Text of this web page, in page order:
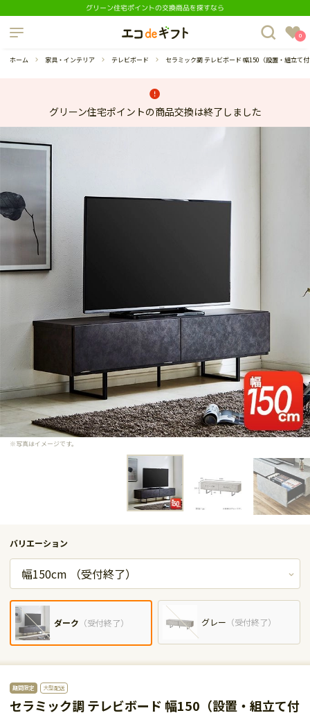
グリーン住宅ポイントの交換商品を探すなら
制度について
よくあるご質問 0
ダイニングセット
ホーム 家具・インテリア テレビボード セラミック調 テレビボード 幅150（設置・組立て
グリーン住宅ポイントの商品交換は終了しました
※写真はイメージです。
バリエーション
ダーク （受付終了） グレー （受付終了）
期間限定 大型配送
セラミック調 テレビボード 幅150（設置・組立て付